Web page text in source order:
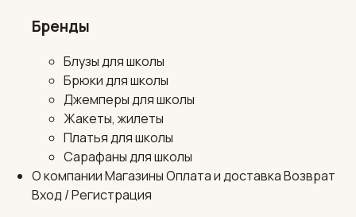
Бренды
Блузы для школы
Брюки для школы
Джемперы для школы
Жакеты, жилеты
Платья для школы
Сарафаны для школы
О компанииМагазиныОплата и доставкаВозврат
Вход / Регистрация